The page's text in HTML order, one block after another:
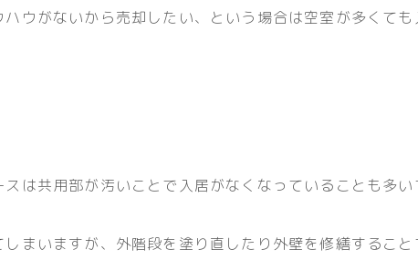
ハウがないから売却したい、という場合は空室が多くて
は共用部が汚いことで入居がなくなっていることも多い
しまいますが、外階段を塗り直したり外壁を修繕するこ